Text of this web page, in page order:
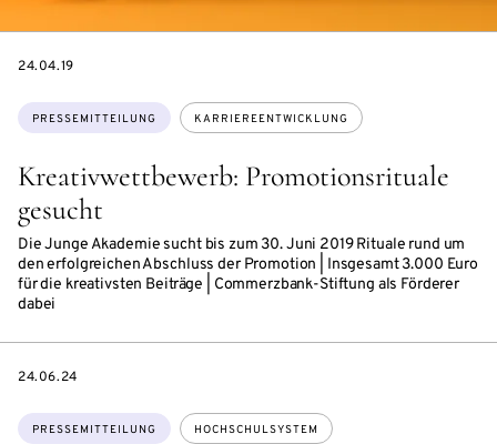
Kreativwettbewerb: Promotionsrituale
gesucht
Die Junge Akademie sucht bis zum 30. Juni 2019 Rituale rund um
den erfolgreichen Abschluss der Promotion | Insgesamt 3.000 Euro
für die kreativsten Beiträge | Commerzbank-Stiftung als Förderer
dabei
Themen:
PRESSEMITTEILUNG KARRIEREENTWICKLUNG
DATE
24.04.19
Themen:
PRESSEMITTEILUNG HOCHSCHULSYSTEM
DATE
24.06.24